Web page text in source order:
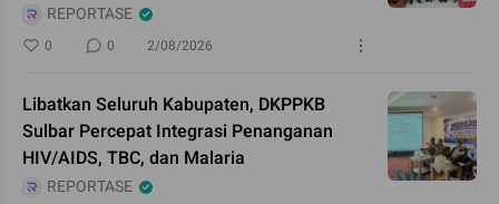
REPORTASE
0 0 2/08/2026
Libatkan Seluruh Kabupaten, DKPPKB
Sulbar Percepat Integrasi Penanganan
HIV/AIDS, TBC, dan Malaria
REPORTASE